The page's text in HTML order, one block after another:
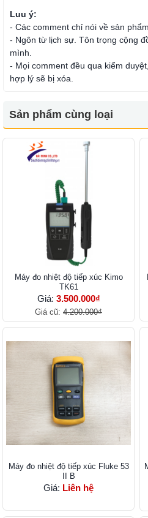
Luu ý:
- Các comment chỉ nói về sản
- Ngôn từ lịch sự. Tôn trọng cộng
mình.
- Mọi comment đều qua kiểm
hợp lý sẽ bị xóa.
Sản phẩm cùng loại
Máy đo nhiệt độ tiếp xúc Kimo
TK61
Giá: 3.500.000₫
Giá cũ: 4.200.000₫
Máy đo nhiệt độ tiếp xúc Fluke 53
II B
Giá: Liên hệ